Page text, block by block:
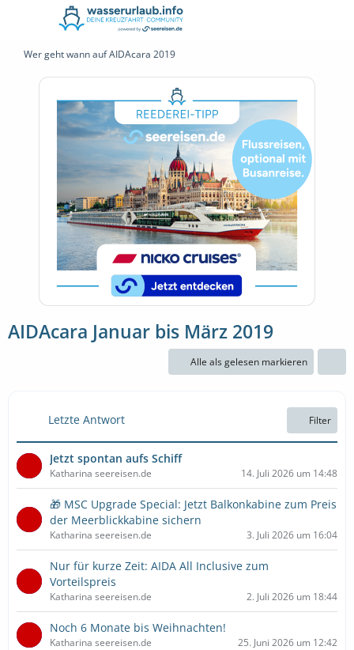
Wer geht wann auf AIDAcara 2019
AIDAcara Januar bis März 2019
Alle als gelesen markieren
Letzte Antwort Filter
Jetzt spontan aufs Schiff
Katharina seereisen.de 14. Juli 2026 um 14:48
🎁 MSC Upgrade Special: Jetzt Balkonkabine zum Preis
der Meerblickkabine sichern
Katharina seereisen.de 3. Juli 2026 um 16:04
Nur für kurze Zeit: AIDA All Inclusive zum
Vorteilspreis
Katharina seereisen.de 2. Juli 2026 um 18:44
Noch 6 Monate bis Weihnachten!
Katharina seereisen.de 25. Juni 2026 um 12:42